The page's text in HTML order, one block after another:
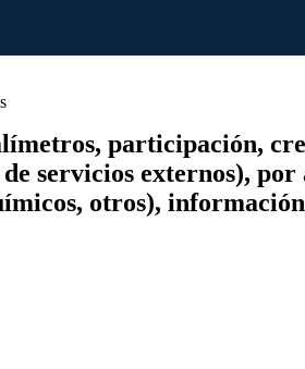
participación,
servicios externos),
otros),